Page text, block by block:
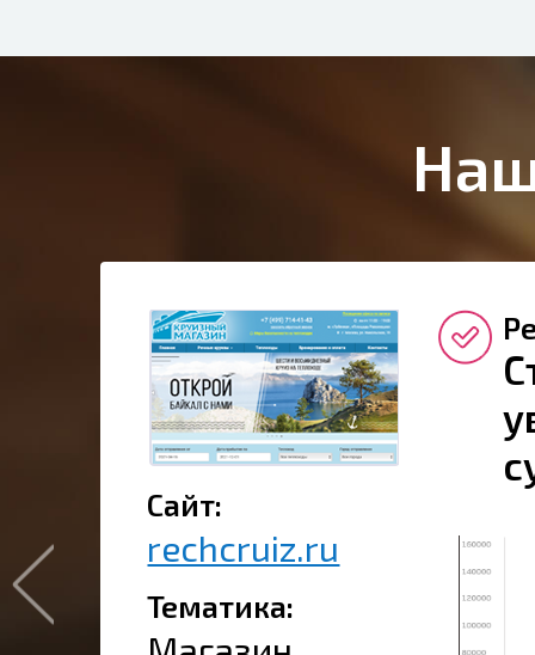
Сайт:
rechcruiz.ru
Тематика: